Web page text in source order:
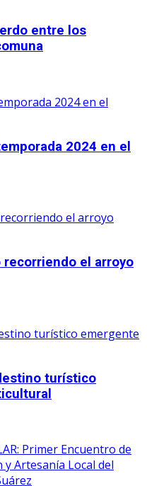
entre los
2024 en el
el arroyo
turístico